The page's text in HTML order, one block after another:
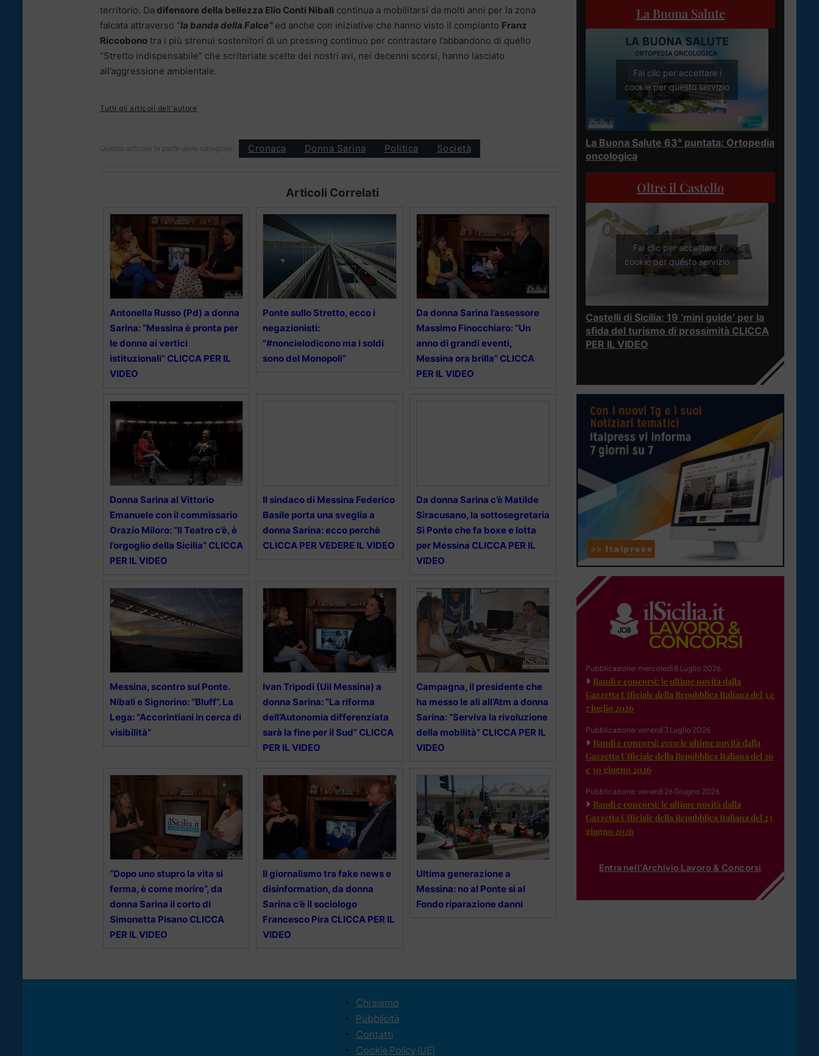
territorio. Da difensore della bellezza Elio Conti Nibali continua a mobilitarsi da molti anni per la zona
falcata attraverso “la banda della Falce”ed anche con iniziative che hanno visto il compianto Franz
Riccobono tra i più strenui sostenitori di un pressing continuo per contrastare l’abbandono di quello
“Stretto indispensabile” che scriteriate scelte dei nostri avi, nei decenni scorsi, hanno lasciato
all’aggressione ambientale.
Tutti gli articoli dell'autore
Questo articolo fa parte delle categorie: Cronaca Donna Sarina Politica Società
Articoli Correlati
Antonella Russo (Pd) a donna
Sarina: “Messina è pronta per
le donne ai vertici
istituzionali” CLICCA PER IL
VIDEO
Ponte sullo Stretto, ecco i
negazionisti:
“#noncielodicono ma i soldi
sono del Monopoli”
Da donna Sarina l’assessore
Massimo Finocchiaro: “Un
anno di grandi eventi,
Messina ora brilla” CLICCA
PER IL VIDEO
Donna Sarina al Vittorio
Emanuele con il commissario
Orazio Miloro: “Il Teatro c’è, è
l’orgoglio della Sicilia” CLICCA
PER IL VIDEO
Il sindaco di Messina Federico
Basile porta una sveglia a
donna Sarina: ecco perchè
CLICCA PER VEDERE IL VIDEO
Da donna Sarina c’è Matilde
Siracusano, la sottosegretaria
Sì Ponte che fa boxe e lotta
per Messina CLICCA PER IL
VIDEO
Messina, scontro sul Ponte.
Nibali e Signorino: “Bluff”. La
Lega: “Accorintiani in cerca di
visibilità”
Ivan Tripodi (Uil Messina) a
donna Sarina: “La riforma
dell’Autonomia differenziata
sarà la fine per il Sud” CLICCA
PER IL VIDEO
Campagna, il presidente che
ha messo le ali all’Atm a donna
Sarina: “Serviva la rivoluzione
della mobilità” CLICCA PER IL
VIDEO
“Dopo uno stupro la vita si
ferma, è come morire”, da
donna Sarina il corto di
Simonetta Pisano CLICCA
PER IL VIDEO
Il giornalismo tra fake news e
disinformation, da donna
Sarina c’è il sociologo
Francesco Pira CLICCA PER IL
VIDEO
Ultima generazione a
Messina: no al Ponte sì al
Fondo riparazione danni
La Buona Salute
Fai clic per accettare i
cookie per questo servizio
La Buona Salute 63° puntata: Ortopedia
oncologica
Oltre il Castello
Fai clic per accettare i
cookie per questo servizio
Castelli di Sicilia: 19 ‘mini guide’ per la
sfida del turismo di prossimità CLICCA
PER IL VIDEO
Pubblicazione: mercoledì 8 Luglio 2026
Bandi e concorsi: le ultime novità dalla
Gazzetta Ufficiale della Repubblica Italiana del 3 e
7 luglio 2026
Pubblicazione: venerdì 3 Luglio 2026
Bandi e concorsi: ecco le ultime novità dalla
Gazzetta Ufficiale della Repubblica Italiana del 26
e 30 giugno 2026
Pubblicazione: venerdì 26 Giugno 2026
Bandi e concorsi: le ultime novità dalla
Gazzetta Ufficiale della Repubblica Italiana del 23
giugno 2026
Entra nell'Archivio Lavoro & Concorsi
Chi siamo
Pubblicità
Contatti
Cookie Policy (UE)